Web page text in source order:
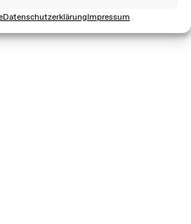
DatenschutzerklärungImpressum